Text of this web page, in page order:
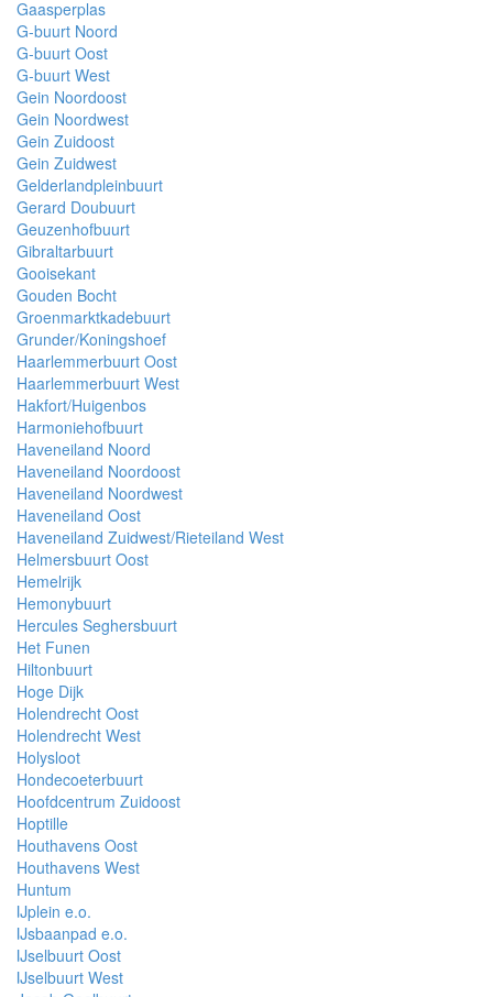
Gaasperplas
G-buurt Noord
G-buurt Oost
G-buurt West
Gein Noordoost
Gein Noordwest
Gein Zuidoost
Gein Zuidwest
Gelderlandpleinbuurt
Gerard Doubuurt
Geuzenhofbuurt
Gibraltarbuurt
Gooisekant
Gouden Bocht
Groenmarktkadebuurt
Grunder/Koningshoef
Haarlemmerbuurt Oost
Haarlemmerbuurt West
Hakfort/Huigenbos
Harmoniehofbuurt
Haveneiland Noord
Haveneiland Noordoost
Haveneiland Noordwest
Haveneiland Oost
Haveneiland Zuidwest/Rieteiland West
Helmersbuurt Oost
Hemelrijk
Hemonybuurt
Hercules Seghersbuurt
Het Funen
Hiltonbuurt
Hoge Dijk
Holendrecht Oost
Holendrecht West
Holysloot
Hondecoeterbuurt
Hoofdcentrum Zuidoost
Hoptille
Houthavens Oost
Houthavens West
Huntum
IJplein e.o.
IJsbaanpad e.o.
IJselbuurt Oost
IJselbuurt West